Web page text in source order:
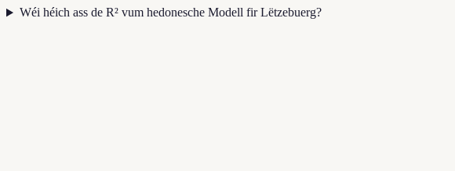
Wéi héich ass de R² vum hedonesche Modell fir Lëtzebuerg?